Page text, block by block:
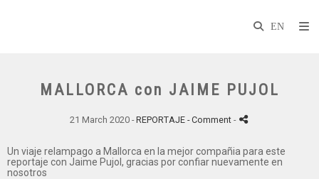
MALLORCA con JAIME PUJOL
21 March 2020 -REPORTAJE - Comment -
Un viaje relampago a Mallorca en la mejor compañia para este
reportaje con Jaime Pujol, gracias por confiar nuevamente en
nosotros